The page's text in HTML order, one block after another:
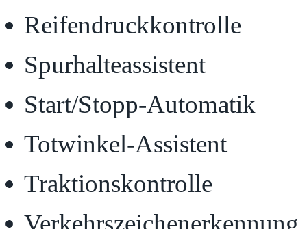
Reifendruckkontrolle
Spurhalteassistent
Start/Stopp-Automatik
Totwinkel-Assistent
Traktionskontrolle
Verkehrszeichenerkennung